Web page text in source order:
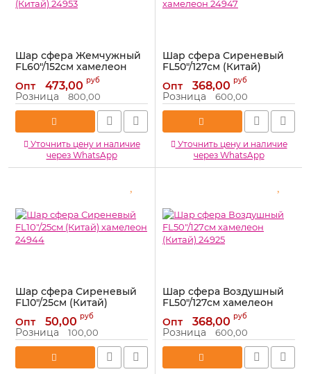
Шар сфера Жемчужный
FL60"/152см хамелеон
Артикул: 24953
Опт 473,00 руб
Розница 800,00
Уточнить цену и наличие
через WhatsApp
Шар сфера Сиреневый
FL50"/127см (Китай)
хамелеон 24947
Артикул: 24947
Опт 368,00 руб
Розница 600,00
Уточнить цену и наличие
через WhatsApp
Шар сфера Сиреневый
FL10"/25см (Китай)
хамелеон 24944
Артикул: 24944
Опт 50,00 руб
Розница 100,00
Шар сфера Воздушный
FL50"/127см хамелеон
Артикул: 24925
Опт 368,00 руб
Розница 600,00